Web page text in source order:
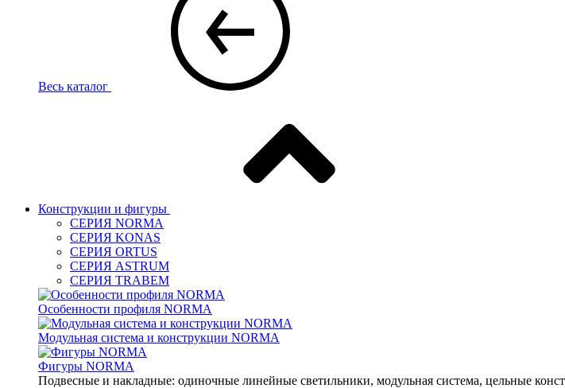
Весь каталог
Конструкции и фигуры
СЕРИЯ NORMA
СЕРИЯ KONAS
СЕРИЯ ORTUS
СЕРИЯ ASTRUM
СЕРИЯ TRABEM
Особенности профиля NORMA
Модульная система и конструкции NORMA
Фигуры NORMA
Подвесные и накладные: одиночные линейные светильники, модульная система, цельные